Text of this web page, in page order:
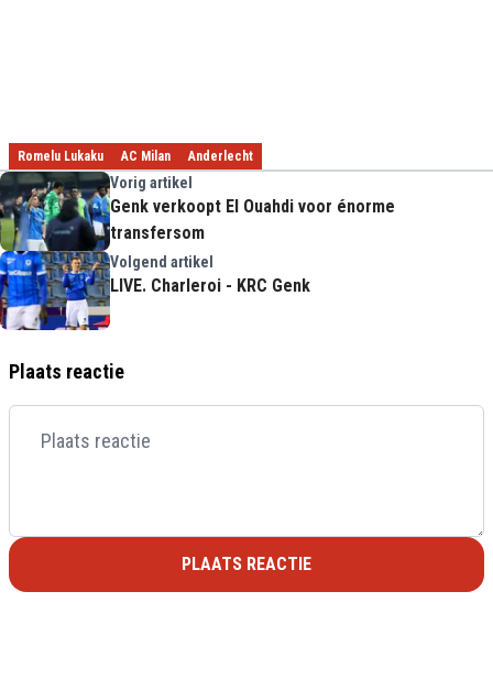
Romelu Lukaku AC Milan Anderlecht
Vorig artikel
Genk verkoopt El Ouahdi voor énorme
transfersom
Volgend artikel
LIVE. Charleroi - KRC Genk
Plaats reactie
PLAATS REACTIE